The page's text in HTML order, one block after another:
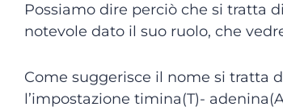
Possiamo dire perciò che si tratta
notevole dato il suo ruolo, che
Come suggerisce il nome si tratta
l’impostazione timina(T)-